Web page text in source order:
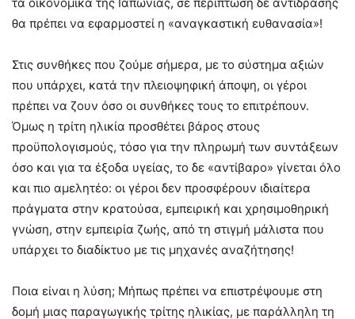
θα πρέπει να εφαρμοστεί η «αναγκαστική ευθανασία»!
Στις συνθήκες που ζούμε σήμερα, με το σύστημα αξιών
που υπάρχει, κατά την πλειοψηφική άποψη, οι γέροι
πρέπει να ζουν όσο οι συνθήκες τους το επιτρέπουν.
Όμως η τρίτη ηλικία προσθέτει βάρος στους
προϋπολογισμούς, τόσο για την πληρωμή των συντάξεων
όσο και για τα έξοδα υγείας, το δε «αντίβαρο» γίνεται όλο
και πιο αμελητέο: οι γέροι δεν προσφέρουν ιδιαίτερα
πράγματα στην κρατούσα, εμπειρική και χρησιμοθηρική
γνώση, στην εμπειρία ζωής, από τη στιγμή μάλιστα που
υπάρχει το διαδίκτυο με τις μηχανές αναζήτησης!
Ποια είναι η λύση; Μήπως πρέπει να επιστρέψουμε στη
δομή μιας παραγωγικής τρίτης ηλικίας, με παράλληλη τη